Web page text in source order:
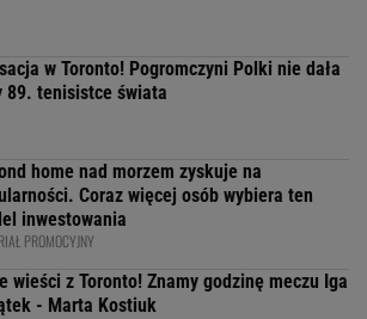
w Toronto! Pogromczyni Polki nie dała
89. tenisistce świata
home nad morzem zyskuje na
Coraz więcej osób wybiera ten
inwestowania
PROMOCYJNY
wieści z Toronto! Znamy godzinę meczu Iga
- Marta Kostiuk